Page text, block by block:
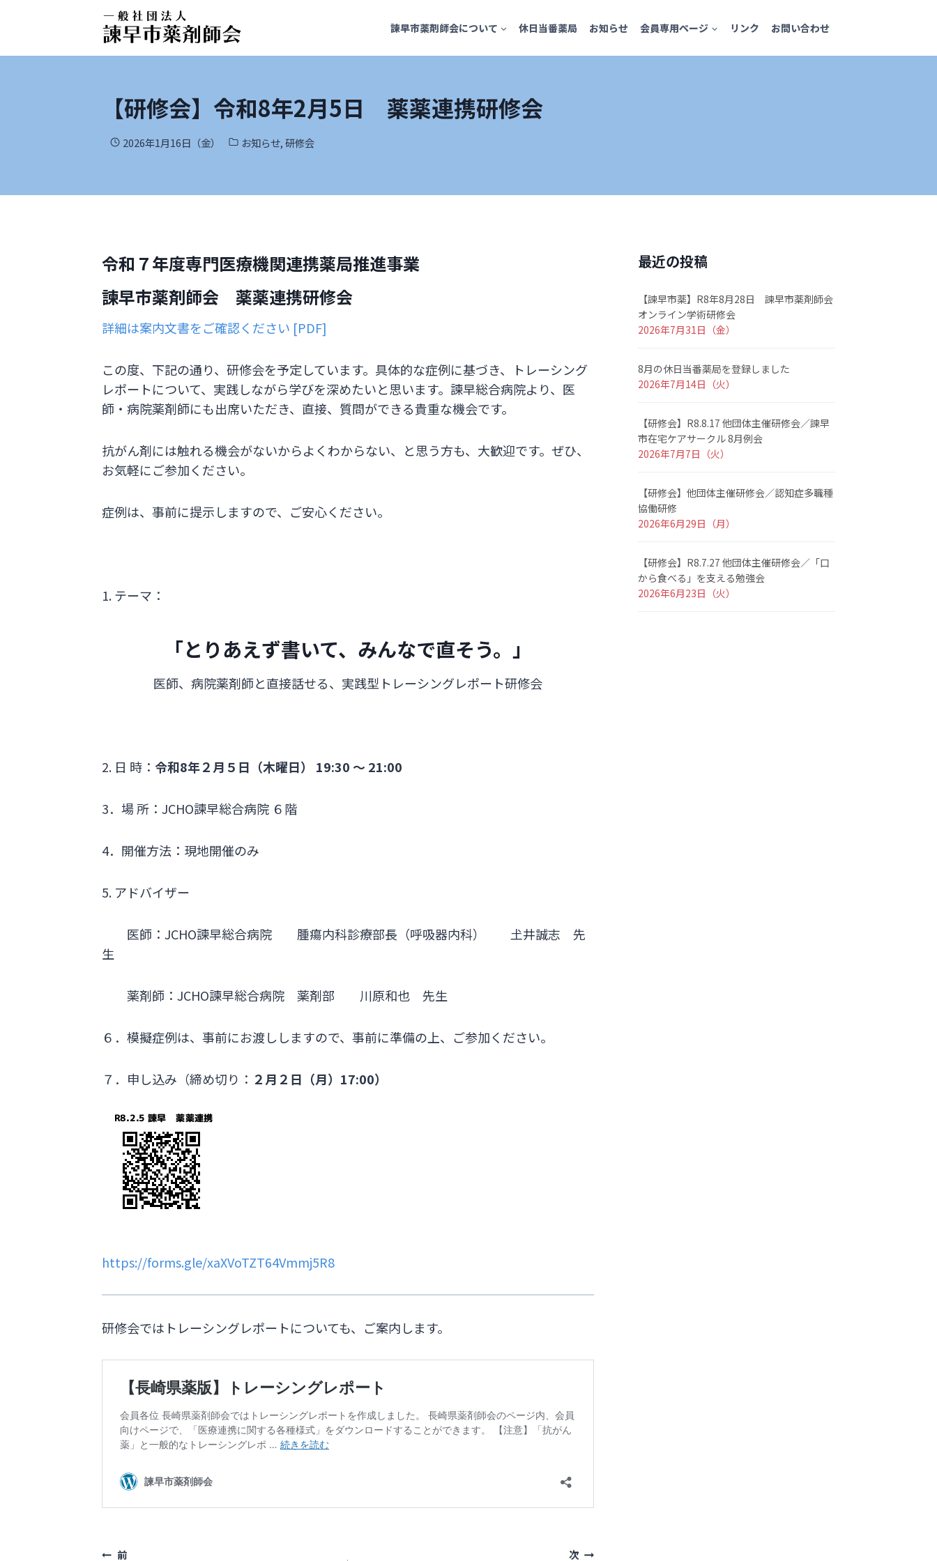
諫早市薬剤師会について 休日当番薬局 お知らせ 会員専用ページ リンク お問い合わせ
【研修会】令和8年2月5日 薬薬連携研修会
2026年1月16日（金） お知らせ,研修会
令和７年度専門医療機関連携薬局推進事業
諫早市薬剤師会 薬薬連携研修会
詳細は案内文書をご確認ください [PDF]
この度、下記の通り、研修会を予定しています。具体的な症例に基づき、トレーシング
レポートについて、実践しながら学びを深めたいと思います。諫早総合病院より、医
師・病院薬剤師にも出席いただき、直接、質問ができる貴重な機会です。
抗がん剤には触れる機会がないからよくわからない、と思う方も、大歓迎です。ぜひ、
お気軽にご参加ください。
症例は、事前に提示しますので、ご安心ください。
1. テーマ：
「とりあえず書いて、みんなで直そう。」
医師、病院薬剤師と直接話せる、実践型トレーシングレポート研修会
2. 日 時： 令和8年２月５日（木曜日） 19:30 ～ 21:00
3．場 所：JCHO諫早総合病院 ６階
4．開催方法：現地開催のみ
5. アドバイザー
医師：JCHO諫早総合病院 腫瘍内科診療部長（呼吸器内科） 𡈽井誠志 先
生
薬剤師：JCHO諫早総合病院 薬剤部 川原和也 先生
６．模擬症例は、事前にお渡ししますので、事前に準備の上、ご参加ください。
７．申し込み（締め切り： ２月２日（月）17:00）
https://forms.gle/xaXVoTZT64Vmmj5R8
研修会ではトレーシングレポートについても、ご案内します。
前 次
最近の投稿
【諫早市薬】R8年8月28日 諫早市薬剤師会
オンライン学術研修会
2026年7月31日（金）
8月の休日当番薬局を登録しました
2026年7月14日（火）
【研修会】R8.8.17 他団体主催研修会／諫早
市在宅ケアサークル 8月例会
2026年7月7日（火）
【研修会】他団体主催研修会／認知症多職種
協働研修
2026年6月29日（月）
【研修会】R8.7.27 他団体主催研修会／「口
から食べる」を支える勉強会
2026年6月23日（火）